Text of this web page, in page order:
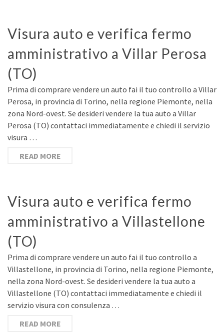
Visura auto e verifica fermo
amministrativo a Villar Perosa
(TO)
Prima di comprare vendere un auto fai il tuo controllo a Villar
Perosa, in provincia di Torino, nella regione Piemonte, nella
zona Nord-ovest. Se desideri vendere la tua auto a Villar
Perosa (TO) contattaci immediatamente e chiedi il servizio
visura …
READ MORE
Visura auto e verifica fermo
amministrativo a Villastellone
(TO)
Prima di comprare vendere un auto fai il tuo controllo a
Villastellone, in provincia di Torino, nella regione Piemonte,
nella zona Nord-ovest. Se desideri vendere la tua auto a
Villastellone (TO) contattaci immediatamente e chiedi il
servizio visura con consulenza …
READ MORE